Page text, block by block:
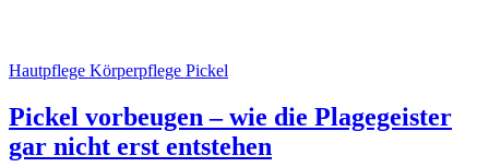
Hautpflege Körperpflege Pickel
Pickel vorbeugen – wie die Plagegeister
gar nicht erst entstehen